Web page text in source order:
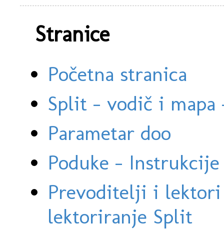
Stranice
Početna stranica
Split - vodič i
Parametar doo
Poduke -
Prevoditelji i
lektoriranje Split